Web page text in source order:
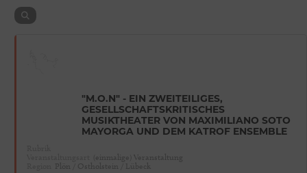
"M.O.N" - EIN ZWEITEILIGES,
GESELLSCHAFTSKRITISCHES
MUSIKTHEATER VON MAXIMILIANO SOTO
MAYORGA UND DEM KATROF ENSEMBLE